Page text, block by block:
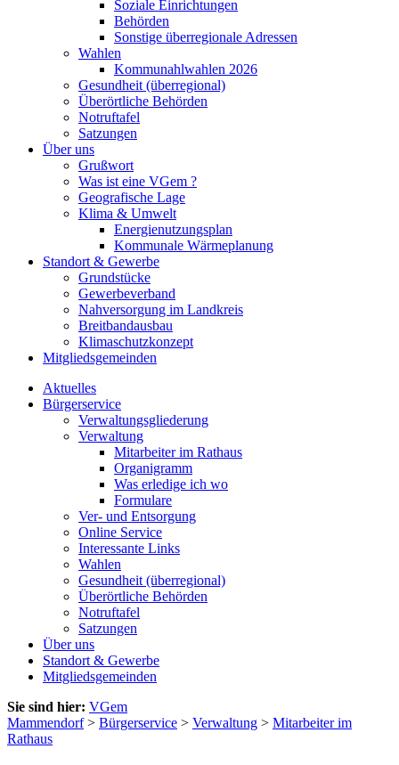
Soziale Einrichtungen
Behörden
Sonstige überregionale Adressen
Wahlen
Kommunahlwahlen 2026
Gesundheit (überregional)
Überörtliche Behörden
Notruftafel
Satzungen
Über uns
Grußwort
Was ist eine VGem ?
Geografische Lage
Klima & Umwelt
Energienutzungsplan
Kommunale Wärmeplanung
Standort & Gewerbe
Grundstücke
Gewerbeverband
Nahversorgung im Landkreis
Breitbandausbau
Klimaschutzkonzept
Mitgliedsgemeinden
Aktuelles
Bürgerservice
Verwaltungsgliederung
Verwaltung
Mitarbeiter im Rathaus
Organigramm
Was erledige ich wo
Formulare
Ver- und Entsorgung
Online Service
Interessante Links
Wahlen
Gesundheit (überregional)
Überörtliche Behörden
Notruftafel
Satzungen
Über uns
Standort & Gewerbe
Mitgliedsgemeinden
Sie sind hier: VGem
Mammendorf> Bürgerservice > Verwaltung > Mitarbeiter im
Rathaus